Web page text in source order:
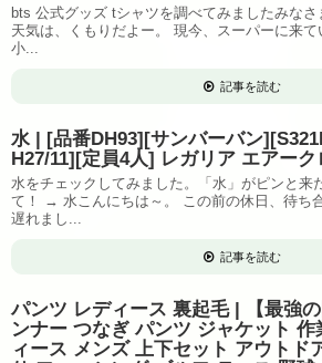
bts 公式グッズ tシャツを調べてみましたみな
天気は、くもりだよー。 現今、スーパーに来て
小...
記事を読む
水 | [品番DH93][サンバーバン
H27/11][定員4人] レガリア エアー
水をチェックしてみました。「水」がピンと来
て！ → 水こんにちは～。 この前の休日、待ち
遅れまし...
記事を読む
パンツ レディース 裏起毛 | 【最強
ンナー つなぎ パンツ ジャケット
ィース メンズ 上下セット アウトド